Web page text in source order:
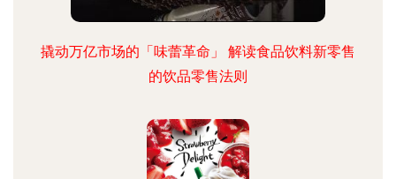
撬动万亿市场的「味蕾革命」 解读食品饮料新零售
的饮品零售法则